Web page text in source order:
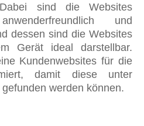
sind die Websites
und
dessen sind die Websites
Gerät ideal darstellbar.
Kundenwebsites für die
damit diese unter
werden können.